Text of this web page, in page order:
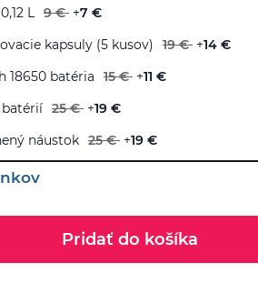
L 9 € +7 €
kapsuly (5 kusov) 19 € +14 €
18650 batéria 15 € +11 €
batérií 25 € +19 €
náustok 25 € +19 €
Pridať do košíka